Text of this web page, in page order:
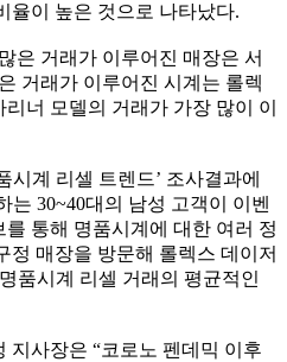
율이 높은 것으로 나타났다.
은 거래가 이루어진 매장은 서
거래가 이루어진 시계는 롤렉
너 모델의 거래가 가장 많이 이
시계 리셀 트렌드’ 조사결과에
는 30~40대의 남성 고객이 이벤
통해 명품시계에 대한 여러 정
정 매장을 방문해 롤렉스 데이저
품시계 리셀 거래의 평균적인
지사장은 “코로노 펜데믹 이후